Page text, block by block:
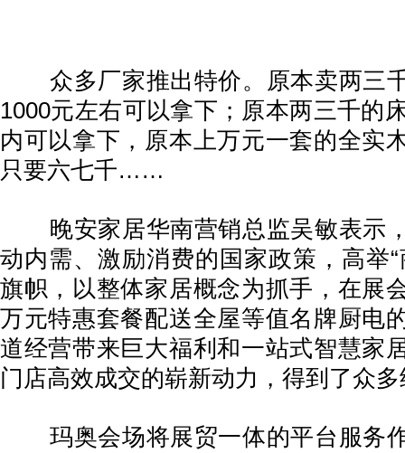
众多厂家推出特价。原本卖两三
1000元左右可以拿下；原本两三千的
内可以拿下，原本上万元一套的全实
只要六七千……
晚安家居华南营销总监吴敏表示
动内需、激励消费的国家政策，高举
旗帜，以整体家居概念为抓手，在展
万元特惠套餐配送全屋等值名牌厨电
道经营带来巨大福利和一站式智慧家
门店高效成交的崭新动力，得到了众
玛奥会场将展贸一体的平台服务